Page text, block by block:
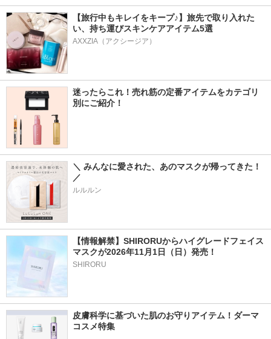
【旅行中もキレイをキープ♪】旅先で取り入れた
い、持ち運びスキンケアアイテム5選
AXXZIA（アクシージア）
迷ったらこれ！売れ筋の定番アイテムをカテゴリ
別にご紹介！
＼ みんなに愛された、あのマスクが帰ってきた！
／
ルルルン
【情報解禁】SHIRORUからハイグレードフェイス
マスクが2026年11月1日（日）発売！
SHIRORU
皮膚科学に基づいた肌のお守りアイテム！ダーマ
コスメ特集